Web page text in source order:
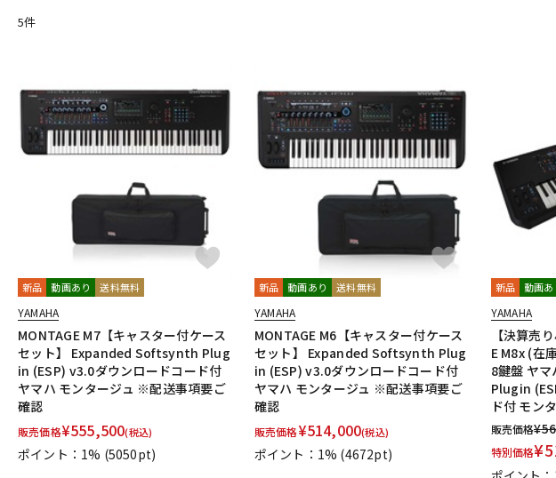
DJ機器 DTM
中古 ヴィンテージ
5件
新品 動画あり 送料無料
YAMAHA
MONTAGE M7【キャスター付ケース
セット】 Expanded Softsynth Plug
in (ESP) v3.0ダウンロードコード付
ヤマハ モンタージュ ※配送事項要ご
確認
販売価格¥555,500(税込)
ポイント：1% (5050pt)
新品 動画あり 送料無料
YAMAHA
MONTAGE M6【キャスター付ケース
セット】 Expanded Softsynth Plug
in (ESP) v3.0ダウンロードコード付
ヤマハ モンタージュ ※配送事項要ご
確認
販売価格¥514,000(税込)
ポイント：1% (4672pt)
新品 動画あ
YAMAHA
【決算売
E M8x (在
8鍵盤 ヤ
Plugin
ド付 モン
販売価格¥
特別価格¥